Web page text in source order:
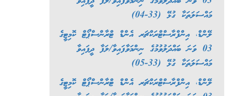
މައްސަލަތަކާ ގުޅޭ (33-04)
ލޭންޑް، އިންފްރާސްޓްރަކްޗަރ އެންޑް ޓްރާންސްޕޯޓް ކޮމިޓީގެ
03 ވަނަ ބައްދަލުވުމުގެ ނިންމަވާފައިވާ/ލަފާ ދީފައިވާ
މައްސަލަތަކާ ގުޅޭ (33-05)
ލޭންޑް، އިންފްރާސްޓްރަކްޗަރ އެންޑް ޓްރާންސްޕޯޓް ކޮމިޓީގެ